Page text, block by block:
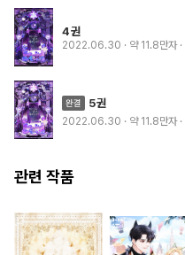
4권
2022.06.30 · 약 11.8만자
5권
2022.06.30 · 약 11.8만자
관련 작품